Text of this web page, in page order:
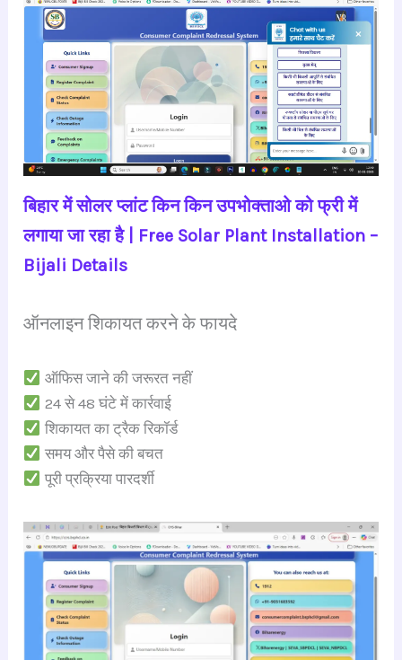
बिहार में सोलर प्लांट किन किन उपभोक्ताओ को फ्री में
लगाया जा रहा है | Free Solar Plant Installation –
Bijali Details
ऑनलाइन शिकायत करने के फायदे
ऑफिस जाने की जरूरत नहीं
24 से 48 घंटे में कार्रवाई
शिकायत का ट्रैक रिकॉर्ड
समय और पैसे की बचत
पूरी प्रक्रिया पारदर्शी